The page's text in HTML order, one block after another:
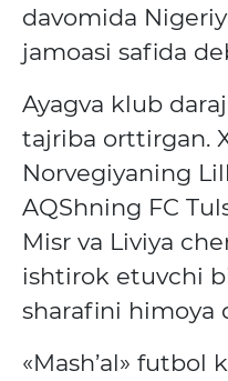
davomida
jamoasi safida
Ayagva klub
tajriba orttirgan.
Norvegiyaning
AQShning FC
Misr va Liviya
ishtirok etuvchi
sharafini himoya
«Mash’al» futbol